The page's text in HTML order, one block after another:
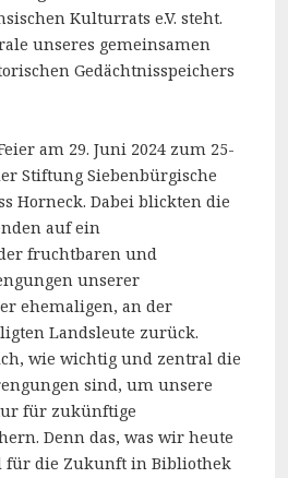
Kulturrats e.V. steht.
unseres gemeinsamen
Gedächtnisspeichers
am 29. Juni 2024 zum 25-
Stiftung Siebenbürgische
Horneck. Dabei blickten die
auf ein
fruchtbaren und
unserer
ehemaligen, an der
Landsleute zurück.
wie wichtig und zentral die
sind, um unsere
für zukünftige
Denn das, was wir heute
für die Zukunft in Bibliothek